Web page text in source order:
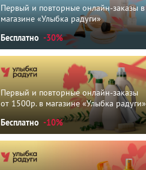
Первый и повторные онлайн-заказы в
магазине «Улыбка радуги»
Бесплатно -30%
Первый и повторные онлайн-заказы
от 1500р. в магазине «Улыбка радуги»
Бесплатно -10%